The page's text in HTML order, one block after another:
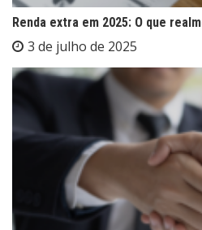
Renda extra em 2025: O que
3 de julho de 2025